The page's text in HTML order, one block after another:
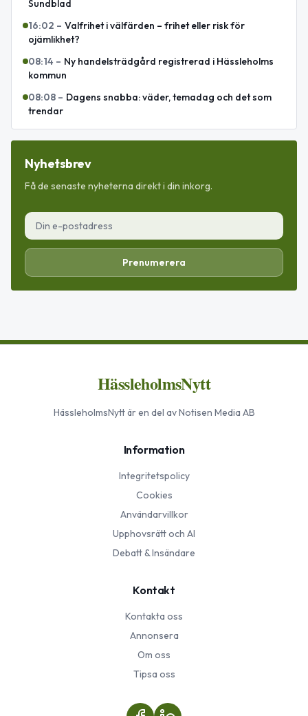
Sundblad
16:02 – Valfrihet i välfärden – frihet eller risk för
ojämlikhet?
08:14 – Ny handelsträdgård registrerad i Hässleholms
kommun
08:08 – Dagens snabba: väder, temadag och det som
trendar
Nyhetsbrev
Få de senaste nyheterna direkt i din inkorg.
Prenumerera
HässleholmsNytt
HässleholmsNyttär en del av Notisen Media AB
Information
Integritetspolicy
Cookies
Användarvillkor
Upphovsrätt och AI
Debatt & Insändare
Kontakt
Kontakta oss
Annonsera
Om oss
Tipsa oss